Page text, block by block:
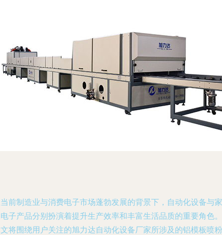
前制造业与消费电子市场蓬勃发展的背景下，自动化设备与家
子产品分别扮演着提升生产效率和丰富生活品质的重要角色。
将围绕用户关注的旭力达自动化设备厂家所涉及的铝模板喷粉